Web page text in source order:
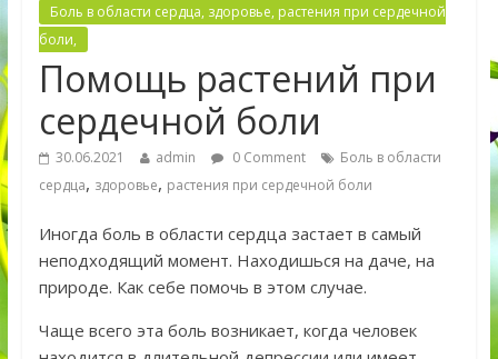
Боль в области сердца, здоровье, растения при сердечной
боли,
Помощь растений при
сердечной боли
30.06.2021 admin 0 Comment
Боль в области
сердца, здоровье, растения при сердечной боли
Иногда боль в области сердца застает в самый
неподходящий момент. Находишься на даче, на
природе. Как себе помочь в этом случае.
Чаще всего эта боль возникает, когда человек